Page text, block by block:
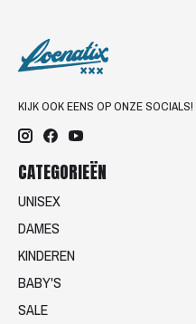
KIJK OOK EENS OP ONZE SOCIALS!
CATEGORIEËN
UNISEX
DAMES
KINDEREN
BABY'S
SALE